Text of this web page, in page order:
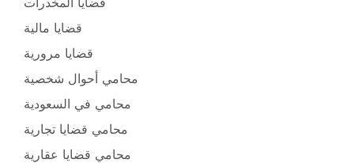
قضايا مالية
قضايا مرورية
محامي أحوال شخصية
محامي في السعودية
محامي قضايا تجارية
محامي قضايا عقارية